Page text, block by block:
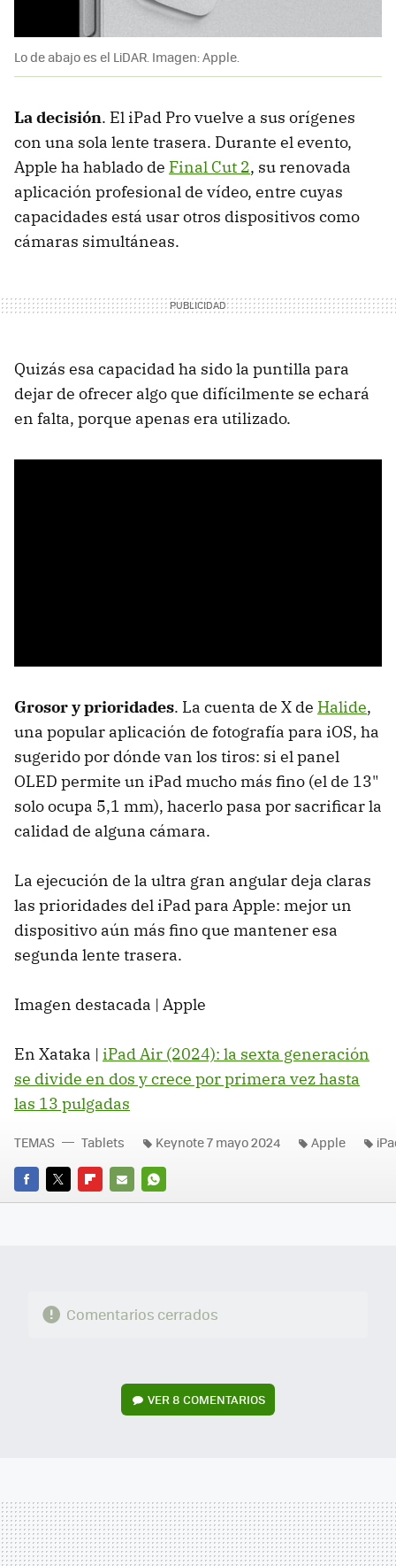
Lo de abajo es el LiDAR. Imagen: Apple.
La decisión. El iPad Pro vuelve a sus orígenes
con una sola lente trasera. Durante el evento,
Apple ha hablado de Final Cut 2, su renovada
aplicación profesional de vídeo, entre cuyas
capacidades está usar otros dispositivos como
cámaras simultáneas.
Quizás esa capacidad ha sido la puntilla para
dejar de ofrecer algo que difícilmente se echará
en falta, porque apenas era utilizado.
Grosor y prioridades. La cuenta de X de Halide,
una popular aplicación de fotografía para iOS, ha
sugerido por dónde van los tiros: si el panel
OLED permite un iPad mucho más fino (el de 13"
solo ocupa 5,1 mm), hacerlo pasa por sacrificar la
calidad de alguna cámara.
La ejecución de la ultra gran angular deja claras
las prioridades del iPad para Apple: mejor un
dispositivo aún más fino que mantener esa
segunda lente trasera.
Imagen destacada | Apple
En Xataka | iPad Air (2024): la sexta generación
se divide en dos y crece por primera vez hasta
las 13 pulgadas
FACEBOOK
TWITTERFLIPBOARD
E-
WHATSAPP
TEMAS Tablets Keynote 7 mayo 2024 Apple
Comentarios cerrados
VER8 COMENTARIOS